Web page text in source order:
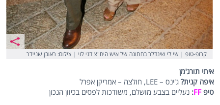
קרופ-טופ | שי לי שינדלר בחתונה של איש היח"צ דני לוי | צילום: ראובן שניידר
איתי תורג'מן
איפה קנית?ג'ינס – LEE, חולצה – אמריקן אפרל
טיפFF
:נעליים בצבע מושלם, משודכות לפסים בכיוון הנכון